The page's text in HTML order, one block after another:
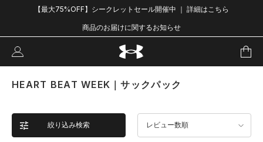
【最大75%OFF】シークレットセール開催中 ｜ 詳細はこちら
商品のお届けに関するお知らせ
HEART BEAT WEEK｜サックパック
絞り込み検索 レビュー数順